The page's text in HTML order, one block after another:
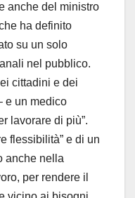
anche del ministro
ha definito
su un solo
nel pubblico.
cittadini e dei
e un medico
lavorare di più”.
flessibilità” e di un
anche nella
per rendere il